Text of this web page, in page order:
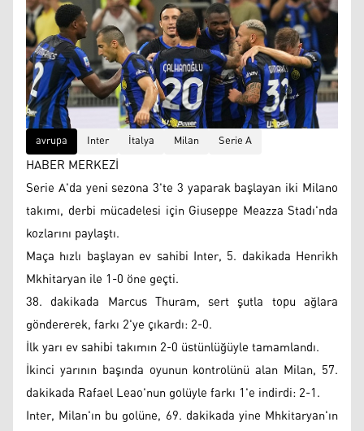
avrupa Inter İtalya Milan Serie A
HABER MERKEZİ
Serie A'da yeni sezona 3'te 3 yaparak başlayan iki Milano
takımı, derbi mücadelesi için Giuseppe Meazza Stadı'nda
kozlarını paylaştı.
Maça hızlı başlayan ev sahibi Inter, 5. dakikada Henrikh
Mkhitaryan ile 1-0 öne geçti.
38. dakikada Marcus Thuram, sert şutla topu ağlara
göndererek, farkı 2'ye çıkardı: 2-0.
İlk yarı ev sahibi takımın 2-0 üstünlüğüyle tamamlandı.
İkinci yarının başında oyunun kontrolünü alan Milan, 57.
dakikada Rafael Leao'nun golüyle farkı 1'e indirdi: 2-1.
Inter, Milan'ın bu golüne, 69. dakikada yine Mhkitaryan'ın